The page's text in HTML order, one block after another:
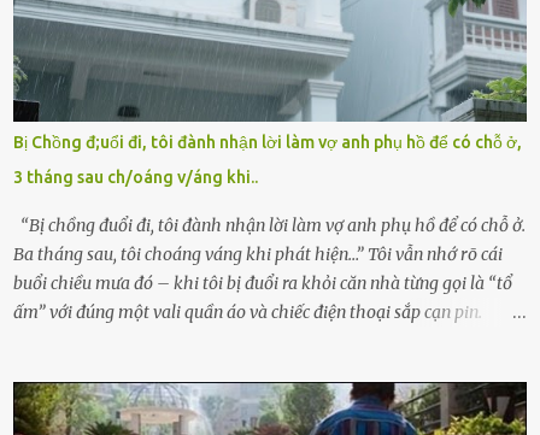
bà Đỗ Thị Nga, lập tức ra quyết định nhẫn tâm: bỏ lại đứa trẻ. Họ
viện cớ “không đủ khả năng nuôi dưỡng” và ký vào giấy từ chối
quyền giám hộ, yêu cầu bệnh viện xử lý bé như một trường hợp bị
bỏ rơi. Trong khi ấy, con gái ruột của họ – Trần Lệ Mi – vẫn đang
mê man sau sinh, hoàn toàn không hay biết chuyện gì xảy ra.
Thiếu úy Nguyễn Thị Mai, một nữ cảnh sát công tác tại địa phương,
tình cờ chứng kiến giây phút bé bị đưa đi trong lặng lẽ. Nét mặt đỏ
hỏn, bàn tay bé xíu co quắp, ...
Bị Chồng đ;uổi đi, tôi đành nhận lời làm vợ anh phụ hồ để có chỗ ở,
3 tháng sau ch/oáng v/áng khi..
“Bị chồng đuổi đi, tôi đành nhận lời làm vợ anh phụ hồ để có chỗ ở.
Ba tháng sau, tôi choáng váng khi phát hiện…” Tôi vẫn nhớ rõ cái
buổi chiều mưa đó – khi tôi bị đuổi ra khỏi căn nhà từng gọi là “tổ
ấm” với đúng một vali quần áo và chiếc điện thoại sắp cạn pin.
cưới cô để có con. Không phải để nuôi một cái thân bất tài chỉ biết
khóc lóc,” anh ta gằn giọng, đẩy mạnh cánh cửa trước mặt tôi.